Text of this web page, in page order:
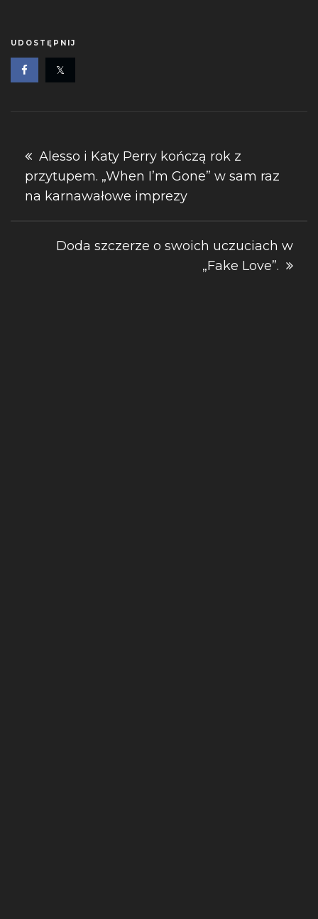
UDOSTĘPNIJ
Nawigacja
wpisu
Alesso i Katy Perry kończą rok z
przytupem. „When I’m Gone” w sam raz
na karnawałowe imprezy
Doda szczerze o swoich uczuciach w
„Fake Love”.